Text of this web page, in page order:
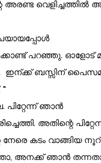
അരണ്ട വെളിച്ചത്തിൽ
പറഞ്ഞു. ഓളോട്
ബസ്സിന്
"
ഞാൻ
അതിന്റെ
നേരെ കടം വാങ്ങിയ
അനക്ക് ഞാൻ